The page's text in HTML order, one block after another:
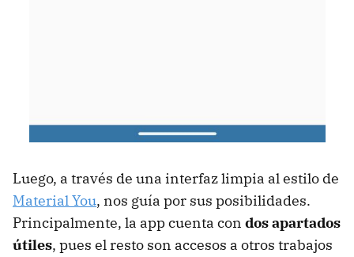
Luego, a través de una interfaz limpia al estilo de
Material You, nos guía por sus posibilidades.
Principalmente, la app cuenta con dos apartados
útiles, pues el resto son accesos a otros trabajos